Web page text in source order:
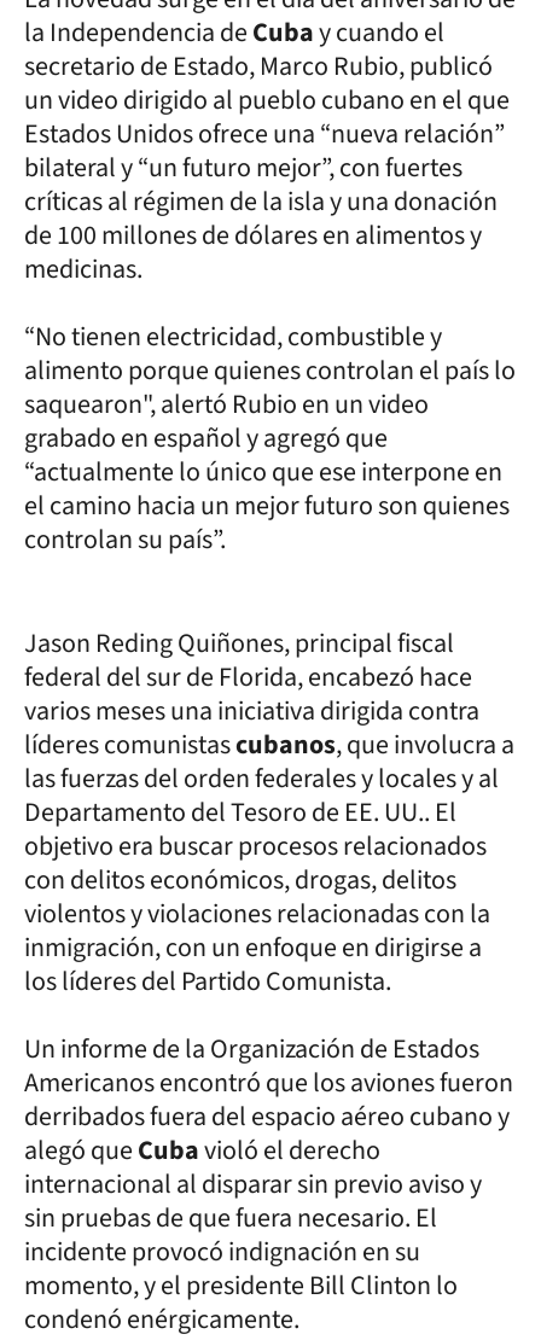
la Independencia deCubay cuando el
secretario de Estado, Marco Rubio, publicó
un video dirigido al pueblo cubano en el que
Estados Unidos ofrece una “nueva relación”
bilateral y “un futuro mejor”, con fuertes
críticas al régimen de la isla y una donación
de 100 millones de dólares en alimentos y
medicinas.
“No tienen electricidad, combustible y
alimento porque quienes controlan el país lo
saquearon", alertó Rubio en un video
grabado en español y agregó que
“actualmente lo único que ese interpone en
el camino hacia un mejor futuro son quienes
controlan su país”.
Jason Reding Quiñones, principal fiscal
federal del sur de Florida, encabezó hace
varios meses una iniciativa dirigida contra
líderes comunistascubanos, que involucra a
las fuerzas del orden federales y locales y al
Departamento del Tesoro de EE. UU.. El
objetivo era buscar procesos relacionados
con delitos económicos, drogas, delitos
violentos y violaciones relacionadas con la
inmigración, con un enfoque en dirigirse a
los líderes del Partido Comunista.
Un informe de la Organización de Estados
Americanos encontró que los aviones fueron
derribados fuera del espacio aéreo cubano y
alegó queCubavioló el derecho
internacional al disparar sin previo aviso y
sin pruebas de que fuera necesario. El
incidente provocó indignación en su
momento, y el presidente Bill Clinton lo
condenó enérgicamente.